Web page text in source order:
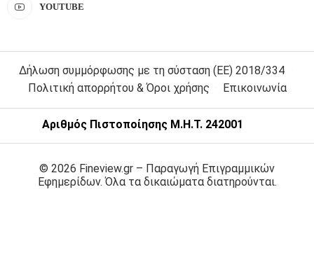
YOUTUBE
Δήλωση συμμόρφωσης με τη σύσταση (ΕΕ) 2018/334
Πολιτική απορρήτου & Όροι χρήσης
Επικοινωνία
Αριθμός Πιστοποίησης Μ.Η.Τ. 242001
© 2026 Fineview.gr – Παραγωγή Επιγραμμικών
Εφημερίδων. Όλα τα δικαιώματα διατηρούνται.